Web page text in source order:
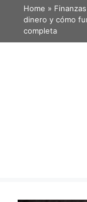
Home » Finanzas
dinero y cómo
completa